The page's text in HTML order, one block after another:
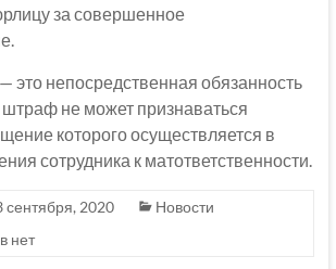
за совершенное
это непосредственная обязанность
не может признаваться
которого осуществляется в
сотрудника к матответственности.
сентября, 2020
Новости
нет